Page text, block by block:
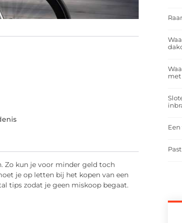
Zo kun je voor minder geld toch
je op letten bij het kopen van een
tips zodat je geen miskoop begaat.
met